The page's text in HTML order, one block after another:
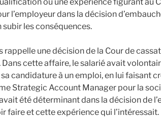
l’employeur dans la décision
subir les conséquences.
rappelle une décision de la Cour de
Dans cette affaire, le salarié avait
candidature à un emploi, en lui faisant
Strategic Account Manager pour la
été déterminant dans la décision de
faire et cette expérience qui l’intéressait.